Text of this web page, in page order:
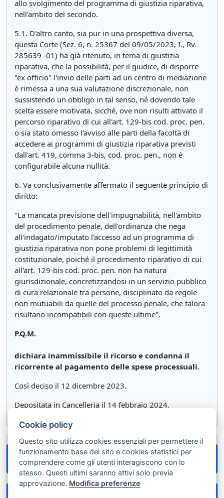
allo svolgimento del programma di giustizia riparativa,
nell'ambito del secondo.
5.1. D'altro canto, sia pur in una prospettiva diversa,
questa Corte (Sez. 6, n. 25367 del 09/05/2023, I., Rv.
285639 -01) ha già ritenuto, in tema di giustizia
riparativa, che la possibilità, per il giudice, di disporre
"ex officio" l'invio delle parti ad un centro di mediazione
è rimessa a una sua valutazione discrezionale, non
sussistendo un obbligo in tal senso, né dovendo tale
scelta essere motivata, sicché, ove non risulti attivato il
percorso riparativo di cui all'art. 129-bis cod. proc. pen.
o sia stato omesso l'avviso alle parti della facoltà di
accedere ai programmi di giustizia riparativa previsti
dall'art. 419, comma 3-bis, cod. proc. pen., non è
configurabile alcuna nullità.
6. Va conclusivamente affermato il seguente principio di
diritto:
"La mancata previsione dell'impugnabilità, nell'ambito
del procedimento penale, dell'ordinanza che nega
all'indagato/imputato l'accesso ad un programma di
giustizia riparativa non pone problemi di legittimità
costituzionale, poiché il procedimento riparativo di cui
all'art. 129-bis cod. proc. pen. non ha natura
giurisdizionale, concretizzandosi in un servizio pubblico
di cura relazionale tra persone, disciplinato da regole
non mutuabili da quelle del processo penale, che talora
risultano incompatibili con queste ultime".
P.Q.M.
dichiara inammissibile il ricorso e condanna il
ricorrente al pagamento delle spese processuali.
Così deciso il 12 dicembre 2023.
Depositata in Cancelleria il 14 febbraio 2024.
Codice Penale > Articolo 152 - Remissione della
querela | Codice Penale
Cookie policy
Questo sito utilizza cookies essenziali per permettere il
funzionamento base del sito e cookies statistici per
comprendere come gli utenti interagiscono con lo
stesso. Questi ultimi saranno attivi solo previa
approvazione. Modifica preferenze